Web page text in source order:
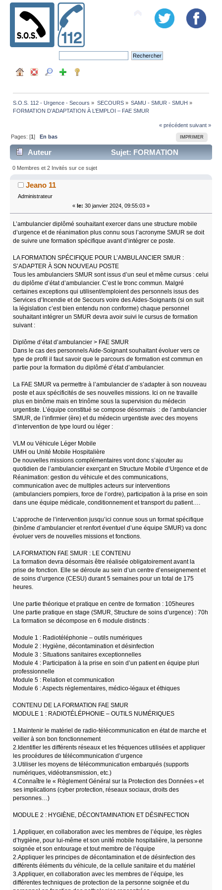
S.O.S. 112 - Urgence - Secours » SECOURS» SAMU - SMUR - SMUH »
FORMATION D’ADAPTATION À L’EMPLOI – FAE SMUR
« précédent suivant »
IMPRIMER
Pages: [1]En bas
Auteur
Sujet: FORMATION
D’ADAPTATION À L’EMPLOI – FAE SMUR (Lu 70447
fois)
0 Membres et 2 Invités sur ce sujet
Jeano 11
Administrateur
« le: 30 janvier 2024, 09:55:03 »
L’ambulancier diplômé souhaitant exercer dans une structure mobile
d’urgence et de réanimation plus connu sous l’acronyme SMUR se doit
de suivre une formation spécifique avant d’intégrer ce poste.
LA FORMATION SPÉCIFIQUE POUR L’AMBULANCIER SMUR :
S’ADAPTER À SON NOUVEAU POSTE
Tous les ambulanciers SMUR sont issus d’un seul et même cursus : celui
du diplôme d’état d’ambulancier. C’est le tronc commun. Malgré
certaines exceptions qui utilisent/emploient des personnels issus des
Services d’Incendie et de Secours voire des Aides-Soignants (si on suit
la législation c’est bien entendu non conforme) chaque personnel
souhaitant intégrer un SMUR devra avoir suivi le cursus de formation
suivant :
Diplôme d’état d’ambulancier > FAE SMUR
Dans le cas des personnels Aide-Soignant souhaitant évoluer vers ce
type de profil il faut savoir que le parcours de formation est commun en
partie pour la formation du diplômé d’état d’ambulancier.
La FAE SMUR va permettre à l’ambulancier de s’adapter à son nouveau
poste et aux spécificités de ses nouvelles missions. Ici on ne travaille
plus en binôme mais en trinôme sous la supervision du médecin
urgentiste. L’équipe constitué se compose désormais : de l’ambulancier
SMUR, de l’infirmier (ère) et du médecin urgentiste avec des moyens
d’intervention de type lourd ou léger :
VLM ou Véhicule Léger Mobile
UMH ou Unité Mobile Hospitalière
De nouvelles missions complémentaires vont donc s’ajouter au
quotidien de l’ambulancier exerçant en Structure Mobile d’Urgence et de
Réanimation: gestion du véhicule et des communications,
communication avec de multiples acteurs sur interventions
(ambulanciers pompiers, force de l’ordre), participation à la prise en soin
dans une équipe médicale, conditionnement et transport du patient….
L’approche de l’intervention jusqu’ici connue sous un format spécifique
(binôme d’ambulancier et renfort éventuel d’une équipe SMUR) va donc
évoluer vers de nouvelles missions et fonctions.
LA FORMATION FAE SMUR : LE CONTENU
La formation devra désormais être réalisée obligatoirement avant la
prise de fonction. Elle se déroule au sein d’un centre d’enseignement et
de soins d’urgence (CESU) durant 5 semaines pour un total de 175
heures.
Une partie théorique et pratique en centre de formation : 105heures
Une partie pratique en stage (SMUR, Structure de soins d’urgence) : 70h
La formation se décompose en 6 module distincts :
Module 1 : Radiotéléphonie – outils numériques
Module 2 : Hygiène, décontamination et désinfection
Module 3 : Situations sanitaires exceptionnelles
Module 4 : Participation à la prise en soin d’un patient en équipe pluri
professionnelle
Module 5 : Relation et communication
Module 6 : Aspects réglementaires, médico-légaux et éthiques
CONTENU DE LA FORMATION FAE SMUR
MODULE 1 : RADIOTÉLÉPHONIE – OUTILS NUMÉRIQUES
1.Maintenir le matériel de radio-télécommunication en état de marche et
veiller à son bon fonctionnement
2.Identifier les différents réseaux et les fréquences utilisées et appliquer
les procédures de télécommunication d’urgence
3.Utiliser les moyens de télécommunication embarqués (supports
numériques, vidéotransmission, etc.)
4.Connaître le « Règlement Général sur la Protection des Données » et
ses implications (cyber protection, réseaux sociaux, droits des
personnes…)
MODULE 2 : HYGIÈNE, DÉCONTAMINATION ET DÉSINFECTION
1.Appliquer, en collaboration avec les membres de l’équipe, les règles
d’hygiène, pour lui-même et son unité́ mobile hospitalière, la personne
soignée et son entourage et tout membre de l’équipe
2.Appliquer les principes de décontamination et de désinfection des
différents éléments du véhicule, de la cellule sanitaire et du matériel
3.Appliquer, en collaboration avec les membres de l’équipe, les
différentes techniques de protection de la personne soignée et du